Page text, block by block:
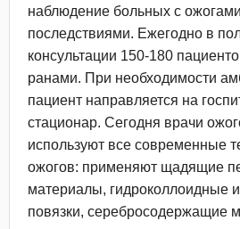
наблюдение больных с
последствиями. Ежегодно в
консультации 150-180
ранами. При необходимости
пациент направляется на
стационар. Сегодня врачи
используют все современные
ожогов: применяют щадящие
материалы, гидроколлоидные
повязки, серебросодержащие